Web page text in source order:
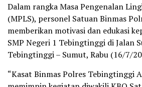
Dalam rangka Masa Pengenalan
(MPLS), personel Satuan Binmas
memberikan motivasi dan edukasi
SMP Negeri 1 Tebingtinggi di Jalan
Tebingtinggi – Sumut, Rabu (16/7/
“Kasat Binmas Polres Tebingtinggi